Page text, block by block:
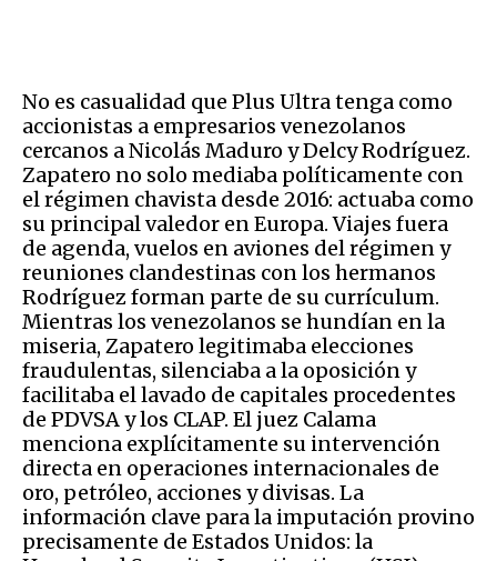
No es casualidad que Plus Ultra tenga como
accionistas a empresarios venezolanos
cercanos a Nicolás Maduro y Delcy Rodríguez.
Zapatero no solo mediaba políticamente con
el régimen chavista desde 2016: actuaba como
su principal valedor en Europa. Viajes fuera
de agenda, vuelos en aviones del régimen y
reuniones clandestinas con los hermanos
Rodríguez forman parte de su currículum.
Mientras los venezolanos se hundían en la
miseria, Zapatero legitimaba elecciones
fraudulentas, silenciaba a la oposición y
facilitaba el lavado de capitales procedentes
de PDVSA y los CLAP. El juez Calama
menciona explícitamente su intervención
directa en operaciones internacionales de
oro, petróleo, acciones y divisas. La
información clave para la imputación provino
precisamente de Estados Unidos: la